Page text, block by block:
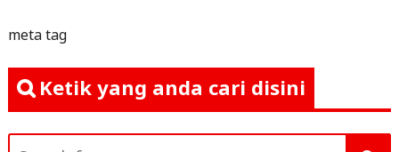
meta tag
Ketik yang anda cari disini